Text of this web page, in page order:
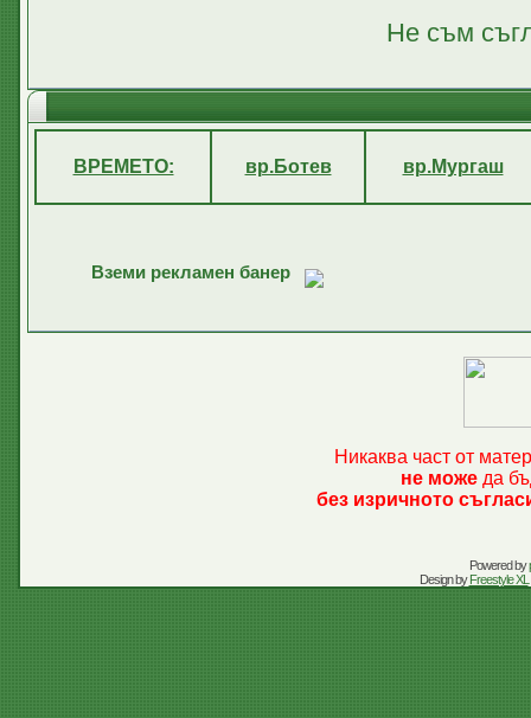
Не съм
ВРЕМЕТО: вр.Ботев вр.Мургаш
Вземи рекламен банер
Никаква част от
не може да
без изричното
Powered by
Design byFreestyle XL